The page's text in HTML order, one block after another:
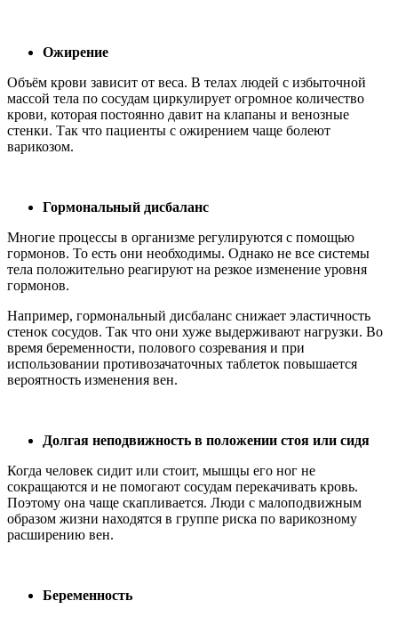
Ожирение
Объём крови зависит от веса. В телах людей с избыточной
массой тела по сосудам циркулирует огромное количество
крови, которая постоянно давит на клапаны и венозные
стенки. Так что пациенты с ожирением чаще болеют
варикозом.
Гормональный дисбаланс
Многие процессы в организме регулируются с помощью
гормонов. То есть они необходимы. Однако не все системы
тела положительно реагируют на резкое изменение уровня
гормонов.
Например, гормональный дисбаланс снижает эластичность
стенок сосудов. Так что они хуже выдерживают нагрузки. Во
время беременности, полового созревания и при
использовании противозачаточных таблеток повышается
вероятность изменения вен.
Долгая неподвижность в положении стоя или сидя
Когда человек сидит или стоит, мышцы его ног не
сокращаются и не помогают сосудам перекачивать кровь.
Поэтому она чаще скапливается. Люди с малоподвижным
образом жизни находятся в группе риска по варикозному
расширению вен.
Беременность